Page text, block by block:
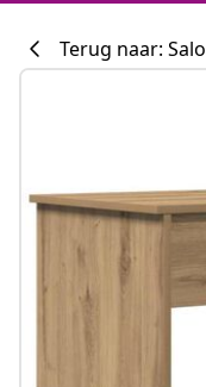
Terug naar: